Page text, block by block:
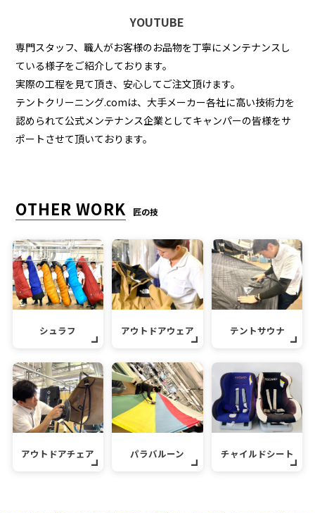
YOUTUBE
専門スタッフ、職人がお客様のお品物を丁寧にメンテナンスし
ている様子をご紹介しております。
実際の工程を見て頂き、安心してご注文頂けます。
テントクリーニング.comは、大手メーカー各社に高い技術力を
認められて公式メンテナンス企業としてキャンパーの皆様をサ
ポートさせて頂いております。
OTHER WORK 匠の技
シュラフ アウトドアウェア テントサウナ
アウトドアチェア パラバルーン チャイルドシート